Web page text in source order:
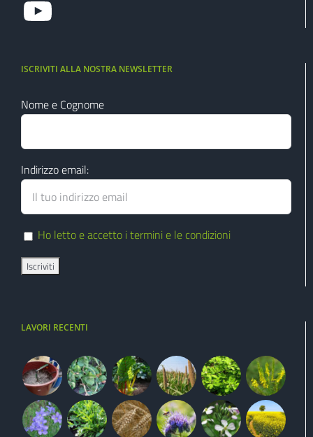
ISCRIVITI ALLA NOSTRA NEWSLETTER
Nome e Cognome
Indirizzo email:
Ho letto e accetto i termini e le condizioni
LAVORI RECENTI